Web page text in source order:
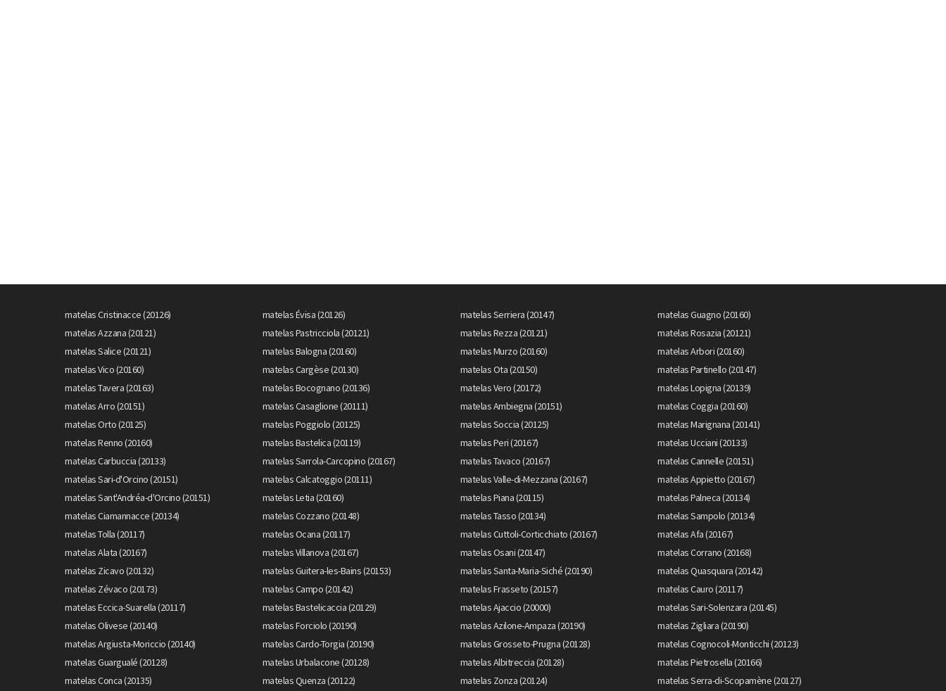
matelas Cristinacce (20126) matelas Évisa (20126) matelas Serriera (20147)
matelas Guagno (20160)
matelas Azzana (20121)
matelas Pastricciola (20121) matelas Rezza (20121)
matelas Rosazia (20121)
matelas Salice (20121)
matelas Balogna (20160) matelas Murzo (20160)
matelas Arbori (20160)
matelas Vico (20160)
matelas Cargèse (20130) matelas Ota (20150)
matelas Partinello (20147)
matelas Tavera (20163)
matelas Bocognano (20136) matelas Vero (20172)
matelas Lopigna (20139)
matelas Arro (20151)
matelas Casaglione (20111) matelas Ambiegna (20151)
matelas Coggia (20160)
matelas Orto (20125)
matelas Poggiolo (20125) matelas Soccia (20125)
matelas Marignana (20141)
matelas Renno (20160)
matelas Bastelica (20119) matelas Peri (20167)
matelas Ucciani (20133)
matelas Carbuccia (20133)
matelas Sarrola-Carcopino (20167) matelas Tavaco (20167)
matelas Cannelle (20151)
matelas Sari-d'Orcino (20151)
matelas Calcatoggio (20111) matelas Valle-di-Mezzana (20167)
matelas Appietto (20167)
matelas Sant'Andréa-d'Orcino (20151)
matelas Letia (20160) matelas Piana (20115)
matelas Palneca (20134)
matelas Ciamannacce (20134)
matelas Cozzano (20148) matelas Tasso (20134)
matelas Sampolo (20134)
matelas Tolla (20117)
matelas Ocana (20117) matelas Cuttoli-Corticchiato (20167)
matelas Afa (20167)
matelas Alata (20167)
matelas Villanova (20167) matelas Osani (20147)
matelas Corrano (20168)
matelas Zicavo (20132)
matelas Guitera-les-Bains (20153) matelas Santa-Maria-Siché (20190)
matelas Quasquara (20142)
matelas Zévaco (20173)
matelas Campo (20142) matelas Frasseto (20157)
matelas Cauro (20117)
matelas Eccica-Suarella (20117)
matelas Bastelicaccia (20129) matelas Ajaccio (20000)
matelas Sari-Solenzara (20145)
matelas Olivese (20140)
matelas Forciolo (20190) matelas Azilone-Ampaza (20190)
matelas Zigliara (20190)
matelas Argiusta-Moriccio (20140)
matelas Cardo-Torgia (20190) matelas Grosseto-Prugna (20128)
matelas Cognocoli-Monticchi (20123)
matelas Guargualé (20128)
matelas Urbalacone (20128) matelas Albitreccia (20128)
matelas Pietrosella (20166)
matelas Conca (20135)
matelas Quenza (20122) matelas Zonza (20124) matelas Serra-di-Scopamène (20127)